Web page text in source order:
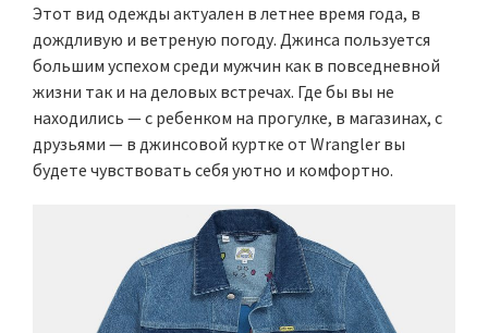
Этот вид одежды актуален в летнее время года, в
дождливую и ветреную погоду. Джинса пользуется
большим успехом среди мужчин как в повседневной
жизни так и на деловых встречах. Где бы вы не
находились — с ребенком на прогулке, в магазинах, с
друзьями — в джинсовой куртке от Wrangler вы
будете чувствовать себя уютно и комфортно.